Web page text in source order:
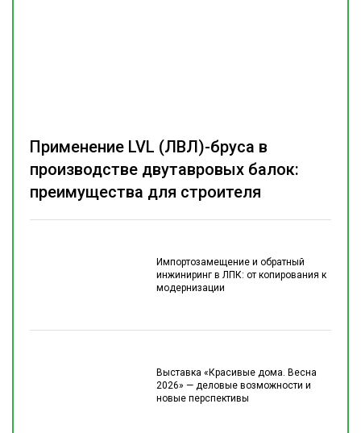
Импортозамещение и обратный
инжиниринг в ЛПК: от копирования к
модернизации
Выставка «Красивые дома. Весна
2026» — деловые возможности и
новые перспективы
Применение LVL (ЛВЛ)-бруса в
производстве двутавровых балок:
преимущества для строителя